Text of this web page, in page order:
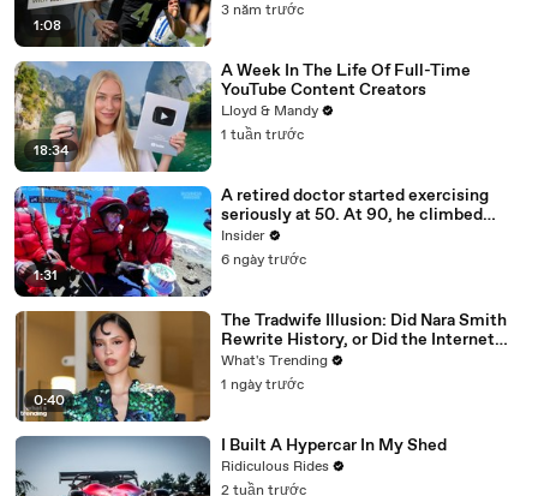
1:08
3 năm trước
18:34
A Week In The Life Of Full-Time
YouTube Content Creators
Lloyd & Mandy
1 tuần trước
1:31
A retired doctor started exercising
seriously at 50. At 90, he climbed
Kilimanjaro.
Insider
6 ngày trước
0:40
The Tradwife Illusion: Did Nara Smith
Rewrite History, or Did the Internet
Imagine It?
What's Trending
1 ngày trước
I Built A Hypercar In My Shed
Ridiculous Rides
2 tuần trước